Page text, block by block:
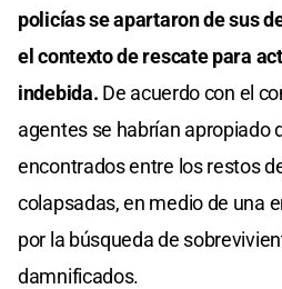
policías se apartaron de sus
el contexto de rescate para
indebida. De acuerdo con el
agentes se habrían apropiado
encontrados entre los restos
colapsadas, en medio de una
por la búsqueda de
damnificados.